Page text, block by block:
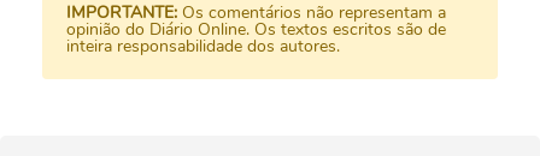
IMPORTANTE: Os comentários não representam a
opinião do Diário Online. Os textos escritos são de
inteira responsabilidade dos autores.